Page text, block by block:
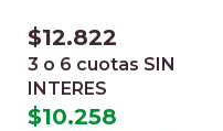
$12.822
3 o 6 cuotas SIN
INTERES
$10.258